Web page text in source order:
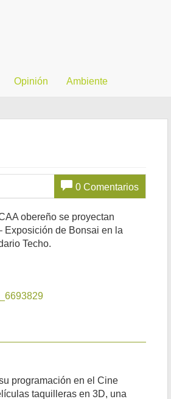
Opinión Ambiente
0 Comentarios
obereño se proyectan
Exposición de Bonsai en la
Techo.
programación en el Cine
taquilleras en 3D, una